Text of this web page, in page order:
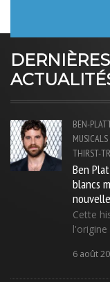
DERNIÈRES
BEN-
MUSICALS
THIRST-
Ben
blancs
Cette
6 août